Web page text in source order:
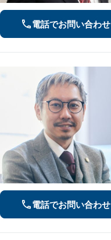
電話でお問い合わせ
電話でお問い合わせ